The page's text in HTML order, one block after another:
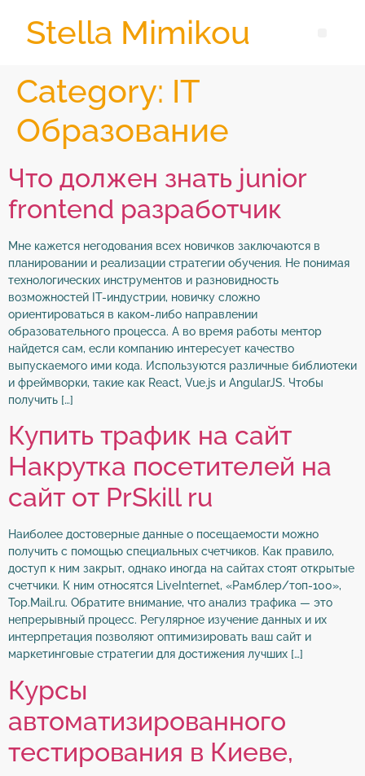
Stella Mimikou
Category: IT
Образование
Что должен знать junior
frontend разработчик
Мне кажется негодования всех новичков заключаются в
планировании и реализации стратегии обучения. Не понимая
технологических инструментов и разновидность
возможностей IT-индустрии, новичку сложно
ориентироваться в каком-либо направлении
образовательного процесса. А во время работы ментор
найдется сам, если компанию интересует качество
выпускаемого ими кода. Используются различные библиотеки
и фреймворки, такие как React, Vue.js и AngularJS. Чтобы
получить […]
Купить трафик на сайт
Накрутка посетителей на
сайт от PrSkill ru
Наиболее достоверные данные о посещаемости можно
получить с помощью специальных счетчиков. Как правило,
доступ к ним закрыт, однако иногда на сайтах стоят открытые
счетчики. К ним относятся LiveInternet, «Рамблер/топ-100»,
Top.Mail.ru. Обратите внимание, что анализ трафика — это
непрерывный процесс. Регулярное изучение данных и их
интерпретация позволяют оптимизировать ваш сайт и
маркетинговые стратегии для достижения лучших […]
Курсы
автоматизированного
тестирования в Киеве,